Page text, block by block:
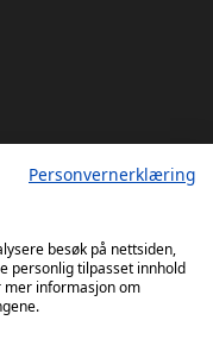
Personvernerklæring
besøk på nettsiden,
personlig tilpasset innhold
mer informasjon om